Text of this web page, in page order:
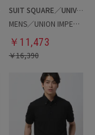
SUIT SQUARE／UNIVERSAL LANGUAGE
MENS／UNION IMPERIAL監修／コインローファー
￥ 11,473
￥16,390